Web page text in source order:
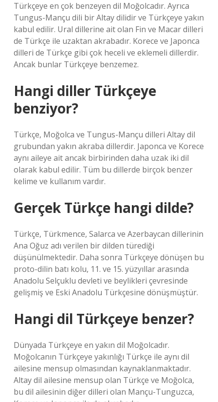
Türkçeye en çok benzeyen dil Moğolcadır. Ayrıca
Tungus-Mançu dili bir Altay dilidir ve Türkçeye yakın
kabul edilir. Ural dillerine ait olan Fin ve Macar dilleri
de Türkçe ile uzaktan akrabadır. Korece ve Japonca
dilleri de Türkçe gibi çok heceli ve eklemeli dillerdir.
Ancak bunlar Türkçeye benzemez.
Hangi diller Türkçeye
benziyor?
Türkçe, Moğolca ve Tungus-Mançu dilleri Altay dil
grubundan yakın akraba dillerdir. Japonca ve Korece
aynı aileye ait ancak birbirinden daha uzak iki dil
olarak kabul edilir. Tüm bu dillerde birçok benzer
kelime ve kullanım vardır.
Gerçek Türkçe hangi dilde?
Türkçe, Türkmence, Salarca ve Azerbaycan dillerinin
Ana Oğuz adı verilen bir dilden türediği
düşünülmektedir. Daha sonra Türkçeye dönüşen bu
proto-dilin batı kolu, 11. ve 15. yüzyıllar arasında
Anadolu Selçuklu devleti ve beylikleri çevresinde
gelişmiş ve Eski Anadolu Türkçesine dönüşmüştür.
Hangi dil Türkçeye benzer?
Dünyada Türkçeye en yakın dil Moğolcadır.
Moğolcanın Türkçeye yakınlığı Türkçe ile aynı dil
ailesine mensup olmasından kaynaklanmaktadır.
Altay dil ailesine mensup olan Türkçe ve Moğolca,
bu dil ailesinin diğer dilleri olan Mançu-Tunguzca,